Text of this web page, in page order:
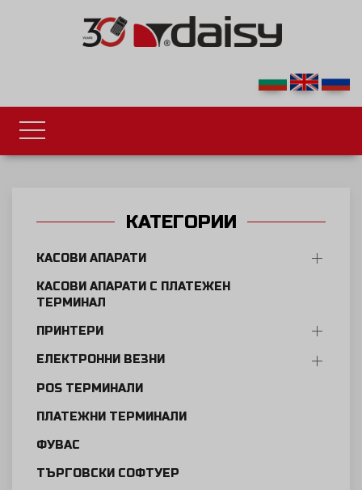
КАТЕГОРИИ
КАСОВИ АПАРАТИ
КАСОВИ АПАРАТИ С ПЛАТЕЖЕН
ТЕРМИНАЛ
ПРИНТЕРИ
ЕЛЕКТРОННИ ВЕЗНИ
POS ТЕРМИНАЛИ
ПЛАТЕЖНИ ТЕРМИНАЛИ
ФУВАС
ТЪРГОВСКИ СОФТУЕР